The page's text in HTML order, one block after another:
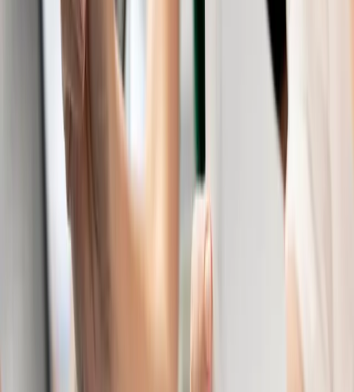
VOLVER A CONSEJOS
Más consejos que te
pueden interesar
Qué hacer cuando no puedes pagar a Hacienda o la
Seguridad Social
Deber dinero a Hacienda o a la Seguridad Social es una de
las situaciones más estresantes para un empresario. No solo
por el importe, sino por las consecuencias: recargos,
sanciones, embargos de cuentas y, en casos graves,
administrador. Este artículo explica qué opciones existen,
qué se puede negociar y qué errores hay que evitar.